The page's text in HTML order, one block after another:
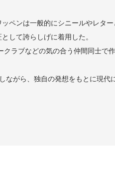
ペンは一般的にシニールやレタ
して誇らしげに着用した。
ラブなどの気の合う仲間同士で
がら、独自の発想をもとに現代